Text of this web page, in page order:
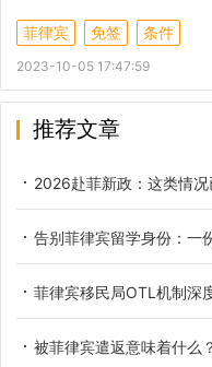
菲律宾 免签 条件
2023-10-05 17:47:59
推荐文章
2026赴菲新政：这类情
告别菲律宾留学身份：一份关
菲律宾移民局OTL机制深度解
被菲律宾遣返意味着什么？